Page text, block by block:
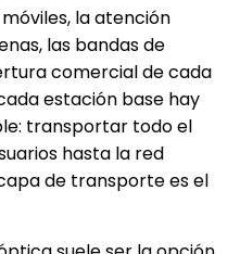
la atención
las bandas de
comercial de cada
estación base hay
transportar todo el
hasta la red
de transporte es el